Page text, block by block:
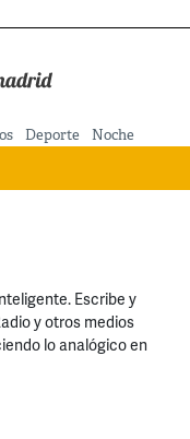
Deporte Noche
Escribe y
y otros medios
lo analógico en